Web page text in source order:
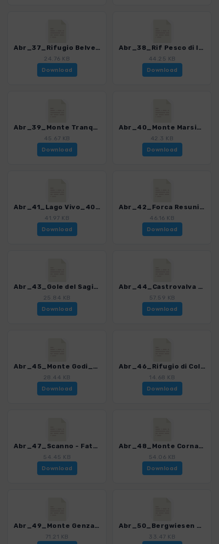
Abr_37_Rifugio Belvedere della Liscia_4013_2.gpx
24.76 KB
Download
Abr_38_Rif Pesco di Iorio_4013_2.gpx
44.25 KB
Download
Abr_39_Monte Tranquillo_4013_2.gpx
45.67 KB
Download
Abr_40_Monte Marsicano_4013_2.gpx
42.3 KB
Download
Abr_41_Lago Vivo_4013_2.gpx
41.97 KB
Download
Abr_42_Forca Resuni_4013_2.gpx
46.16 KB
Download
Abr_43_Gole del Sagittario_4013_2.gpx
25.84 KB
Download
Abr_44_Castrovalva - Scanno_4013_2.gpx
57.59 KB
Download
Abr_45_Monte Godi_4013_2.gpx
28.44 KB
Download
Abr_46_Rifugio di Colle Rotondo_4013_2.gpx
14.68 KB
Download
Abr_47_Scanno - Fattoria Jovana_4013_2.gpx
54.45 KB
Download
Abr_48_Monte Cornacchia_4013_2.gpx
54.06 KB
Download
Abr_49_Monte Genzana_4013_2.gpx
71.21 KB
Abr_50_Bergwiesen von Faito_4013_2.gpx
33.47 KB